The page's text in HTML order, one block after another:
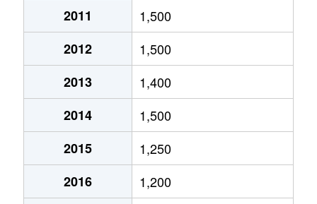
2011
1,500
2012
1,500
2013
1,400
2014
1,500
2015
1,250
2016
1,200